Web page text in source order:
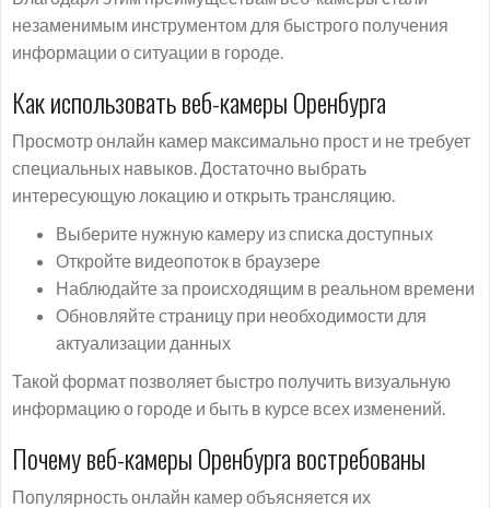
незаменимым инструментом для быстрого получения
информации о ситуации в городе.
Как использовать веб-камеры Оренбурга
Просмотр онлайн камер максимально прост и не требует
специальных навыков. Достаточно выбрать
интересующую локацию и открыть трансляцию.
Выберите нужную камеру из списка доступных
Откройте видеопоток в браузере
Наблюдайте за происходящим в реальном времени
Обновляйте страницу при необходимости для
актуализации данных
Такой формат позволяет быстро получить визуальную
информацию о городе и быть в курсе всех изменений.
Почему веб-камеры Оренбурга востребованы
Популярность онлайн камер объясняется их